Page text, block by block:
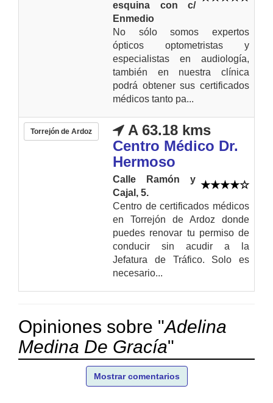
esquina con c/
Enmedio
No sólo somos expertos
ópticos optometristas y
especialistas en audiología,
también en nuestra clínica
podrá obtener sus certificados
médicos tanto pa...
Torrejón de Ardoz
A 63.18 kms
Centro Médico Dr.
Hermoso
Calle Ramón y
Cajal, 5.
Centro de certificados médicos
en Torrejón de Ardoz donde
puedes renovar tu permiso de
conducir sin acudir a la
Jefatura de Tráfico. Solo es
necesario...
Opiniones sobre "Adelina
Medina De Gracía"
Mostrar comentarios